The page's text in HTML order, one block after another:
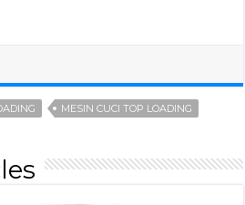
MESIN CUCI TOP LOADING